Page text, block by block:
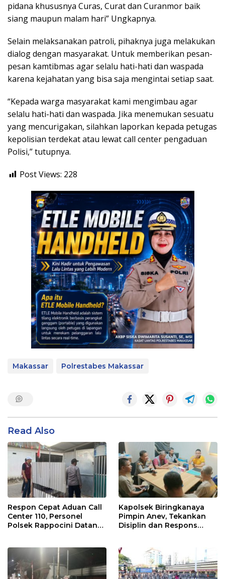
pidana khususnya Curas, Curat dan Curanmor baik
siang maupun malam hari” Ungkapnya.
Selain melaksanakan patroli, pihaknya juga melakukan
dialog dengan masyarakat. Untuk memberikan pesan-
pesan kamtibmas agar selalu hati-hati dan waspada
karena kejahatan yang bisa saja mengintai setiap saat.
“Kepada warga masyarakat kami mengimbau agar
selalu hati-hati dan waspada. Jika menemukan sesuatu
yang mencurigakan, silahkan laporkan kepada petugas
kepolisian terdekat atau lewat call center pengaduan
Polisi,” tutupnya.
Post Views: 228
Makassar Polrestabes Makassar
Read Also
Respon Cepat Aduan Call
Center 110, Personel
Polsek Rappocini Datangi
Kapolsek Biringkanaya
Pimpin Anev, Tekankan
Disiplin dan Respons